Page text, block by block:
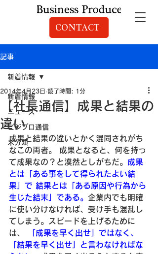
CONTACT
記事
新着情報
ニュース
ビジプロ通信
未分類
新着情報
【社長通信】成果と結果の
違い
2014年4月23日 読了時間: 1分
成果と結果の違いとかく混同されがち
なこの両者。
成果となると、何を持っ
て成果なの？と漠然としがちだ。 成果
とは「ある事をして得られたよい結
果」で 結果とは「ある原因や行為から
生じた結末」である。 企業内でも明確
に使い分けなければ、受け手も混乱し
てしまう。
スピードを上げるために
は、
「成果を早く出せ」ではなく、
「結果を早く出せ」と言わなければな